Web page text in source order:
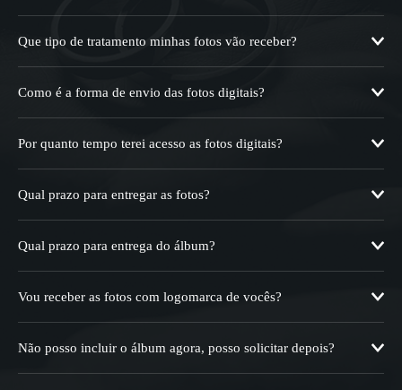
Que tipo de tratamento minhas fotos vão receber?
Como é a forma de envio das fotos digitais?
Por quanto tempo terei acesso as fotos digitais?
Qual prazo para entregar as fotos?
Qual prazo para entrega do álbum?
Vou receber as fotos com logomarca de vocês?
Não posso incluir o álbum agora, posso solicitar depois?